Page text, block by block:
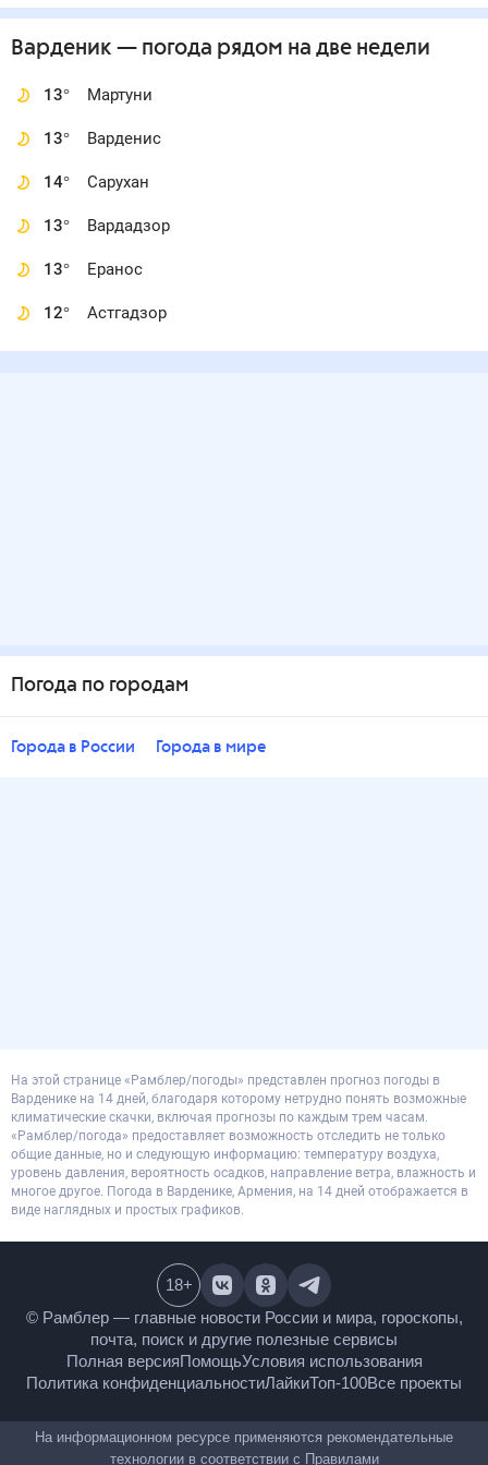
Варденик — погода рядом на две недели
13° Мартуни
13° Варденис
14° Сарухан
13° Вардадзор
13° Еранос
12° Астгадзор
Погода по городам
Города в России Города в мире
На этой странице «Рамблер/погоды» представлен прогноз погоды в
Варденике на 14 дней, благодаря которому нетрудно понять возможные
климатические скачки, включая прогнозы по каждым трем часам.
«Рамблер/погода» предоставляет возможность отследить не только
общие данные, но и следующую информацию: температуру воздуха,
уровень давления, вероятность осадков, направление ветра, влажность и
многое другое. Погода в Варденике, Армения, на 14 дней отображается в
виде наглядных и простых графиков.
© Рамблер — главные новости России и мира,
гороскопы, почта, поиск и другие полезные сервисы
Полная версияПомощьУсловия использования
Политика конфиденциальностиЛайкиТоп-100
18+
На информационном ресурсе применяются